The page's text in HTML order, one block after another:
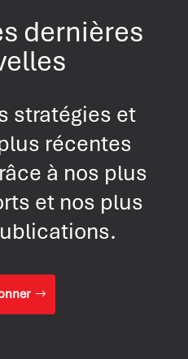
dernières
stratégies et
récentes
à nos plus
et nos plus